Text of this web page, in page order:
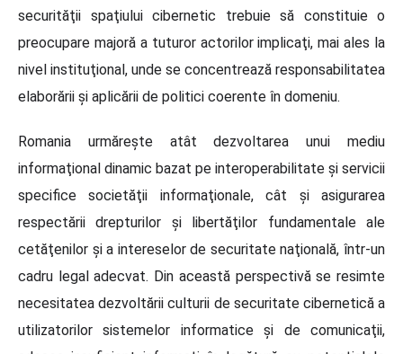
securităţii spaţiului cibernetic trebuie să constituie o
preocupare majoră a tuturor actorilor implicaţi, mai ales la
nivel instituţional, unde se concentrează responsabilitatea
elaborării şi aplicării de politici coerente în domeniu.
Romania urmăreşte atât dezvoltarea unui mediu
informaţional dinamic bazat pe interoperabilitate şi servicii
specifice societăţii informaţionale, cât şi asigurarea
respectării drepturilor şi libertăţilor fundamentale ale
cetăţenilor şi a intereselor de securitate naţională, într-un
cadru legal adecvat. Din această perspectivă se resimte
necesitatea dezvoltării culturii de securitate cibernetică a
utilizatorilor sistemelor informatice şi de comunicaţii,